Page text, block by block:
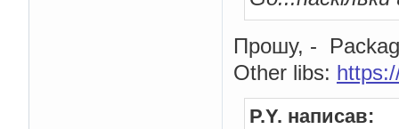
Прошу, -
Other libs:
P.Y. написав: